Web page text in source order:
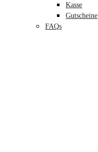
Kasse
Gutscheine
FAQs